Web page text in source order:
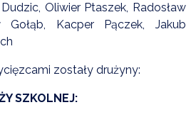
Oliwier Ptaszek, Radosław
Gołąb, Kacper Pączek, Jakub
zostały drużyny:
SZKOLNEJ: